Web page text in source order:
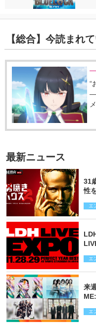
【総合】今読まれ
“
最新ニュース
31
性
エ
エ
来
エ